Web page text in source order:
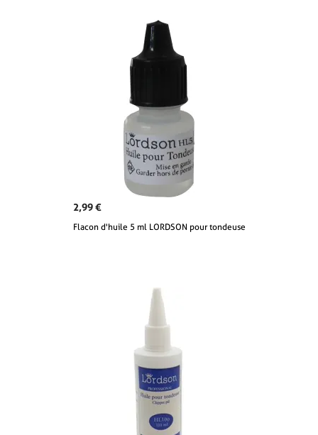
2,99 €
Flacon d'huile 5 ml LORDSON pour tondeuse